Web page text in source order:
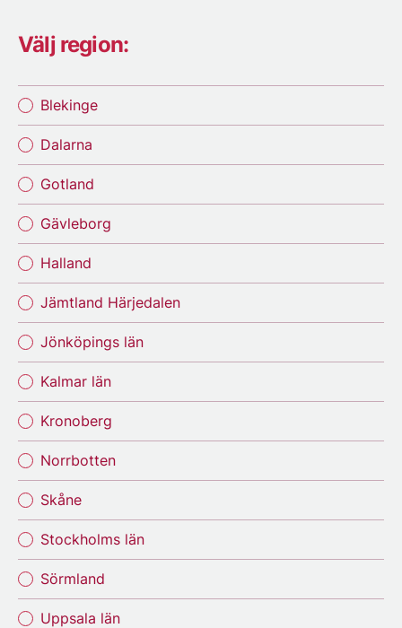
Välj region:
Blekinge
Dalarna
Gotland
Gävleborg
Halland
Jämtland Härjedalen
Jönköpings län
Kalmar län
Kronoberg
Norrbotten
Skåne
Stockholms län
Sörmland
Uppsala län